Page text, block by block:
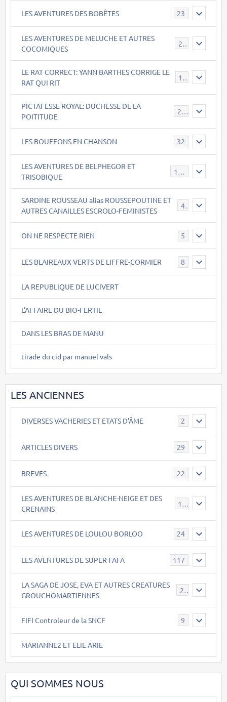
LES AVENTURES DES BOBÊTES 23
LES AVENTURES DE MELUCHE ET AUTRES
COCOMIQUES
22
LE RAT CORRECT: YANN BARTHES CORRIGE LE
RAT QUI RIT
15
PICTAFESSE ROYAL: DUCHESSE DE LA
POITITUDE
23
LES BOUFFONS EN CHANSON 32
LES AVENTURES DE BELPHEGOR ET
TRISOBIQUE
147
SARDINE ROUSSEAU alias ROUSSEPOUTINE ET
AUTRES CANAILLES ESCROLO-FEMINISTES
40
ON NE RESPECTE RIEN 5
LES BLAIREAUX VERTS DE LIFFRE-CORMIER 8
LA REPUBLIQUE DE LUCIVERT
L'AFFAIRE DU BIO-FERTIL
DANS LES BRAS DE MANU
tirade du cid par manuel vals
LES ANCIENNES
DIVERSES VACHERIES ET ETATS D'ÂME 2
ARTICLES DIVERS 29
BREVES 22
LES AVENTURES DE BLANCHE-NEIGE ET DES
CRENAINS
17
LES AVENTURES DE LOULOU BORLOO 24
LES AVENTURES DE SUPER FAFA 117
LA SAGA DE JOSE, EVA ET AUTRES CREATURES
GROUCHOMARTIENNES
26
FIFI Controleur de la SNCF 9
MARIANNE2 ET ELIE ARIE
QUI SOMMES NOUS